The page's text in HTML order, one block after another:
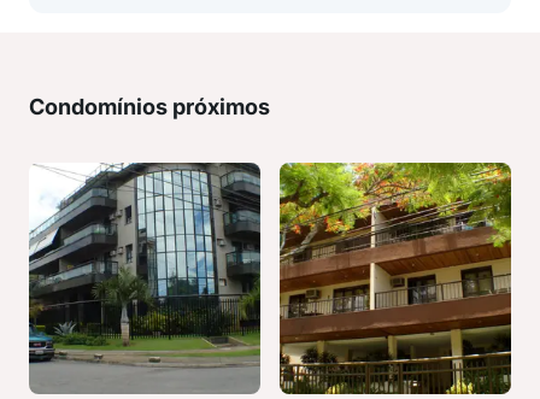
Condomínios próximos